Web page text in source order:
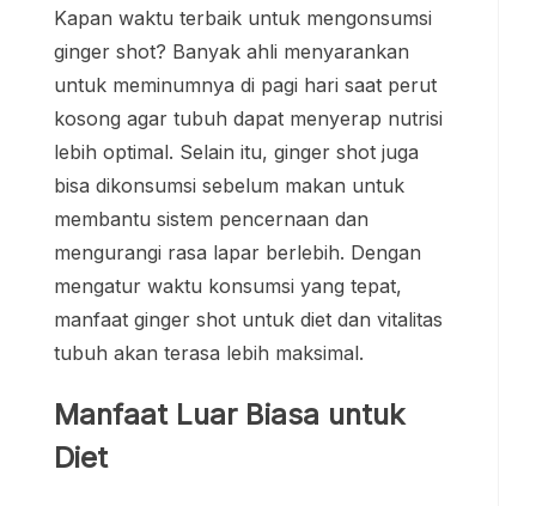
Kapan waktu terbaik untuk mengonsumsi
ginger shot? Banyak ahli menyarankan
untuk meminumnya di pagi hari saat perut
kosong agar tubuh dapat menyerap nutrisi
lebih optimal. Selain itu, ginger shot juga
bisa dikonsumsi sebelum makan untuk
membantu sistem pencernaan dan
mengurangi rasa lapar berlebih. Dengan
mengatur waktu konsumsi yang tepat,
manfaat ginger shot untuk diet dan vitalitas
tubuh akan terasa lebih maksimal.
Manfaat Luar Biasa untuk
Diet